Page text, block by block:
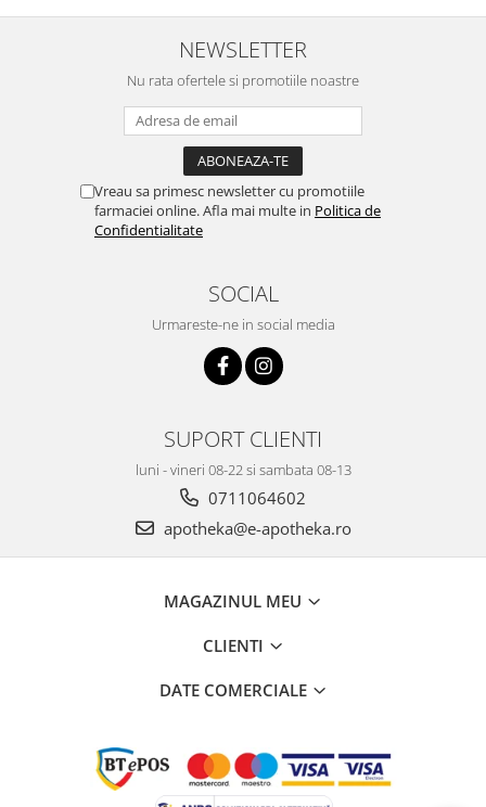
NEWSLETTER
Nu rata ofertele si promotiile noastre
Vreau sa primesc newsletter cu promotiile
farmaciei online. Afla mai multe in Politica de
Confidentialitate
SOCIAL
Urmareste-ne in social media
SUPORT CLIENTI
luni - vineri 08-22 si sambata 08-13
0711064602
apotheka@e-apotheka.ro
MAGAZINUL MEU
CLIENTI
DATE COMERCIALE